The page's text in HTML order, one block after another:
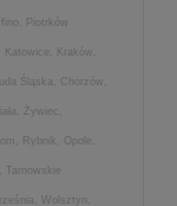
Piotrków
Kraków,
Śląska, Chorzów,
Żywiec,
Rybnik, Opole,
Wolsztyn,